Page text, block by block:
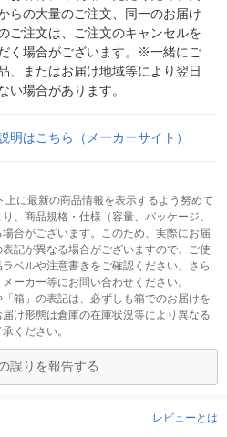
らの大量のご注文、同一のお届け
ご注文は、ご注文のキャンセルを
く場合がございます。※一緒にご
、またはお届け地域等により翌日
い場合があります。
明はこちら（メーカーサイト）
に最新の商品情報を表示するよう努めて
、商品規格・仕様（容量、パッケージ、
合がございます。このため、実際にお届
記が異なる場合がございますので、ご使
ベルや注意書きをご確認ください。さら
ーカー等にお問い合わせください。
箱」の表記は、必ずしも箱でのお届けを
け形態は倉庫の在庫状況等により異なる
ください。
誤りを報告する
レビューとは